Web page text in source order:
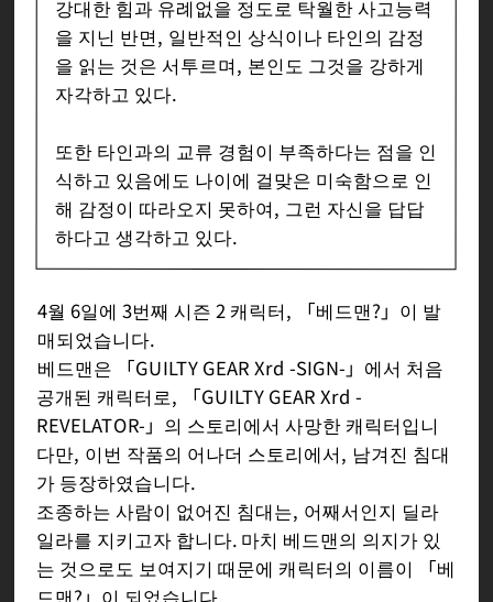
강대한 힘과 유례없을 정도로 탁월한 사고능력
을 지닌 반면, 일반적인 상식이나 타인의 감정
을 읽는 것은 서투르며, 본인도 그것을 강하게
자각하고 있다.
또한 타인과의 교류 경험이 부족하다는 점을 인
식하고 있음에도 나이에 걸맞은 미숙함으로 인
해 감정이 따라오지 못하여, 그런 자신을 답답
하다고 생각하고 있다.
4월 6일에 3번째 시즌 2 캐릭터, 「베드맨?」이 발
매되었습니다.
베드맨은 「GUILTY GEAR Xrd -SIGN-」에서 처음
공개된 캐릭터로, 「GUILTY GEAR Xrd -
REVELATOR-」의 스토리에서 사망한 캐릭터입니
다만, 이번 작품의 어나더 스토리에서, 남겨진 침대
가 등장하였습니다.
조종하는 사람이 없어진 침대는, 어째서인지 딜라
일라를 지키고자 합니다. 마치 베드맨의 의지가 있
는 것으로도 보여지기 때문에 캐릭터의 이름이 「베